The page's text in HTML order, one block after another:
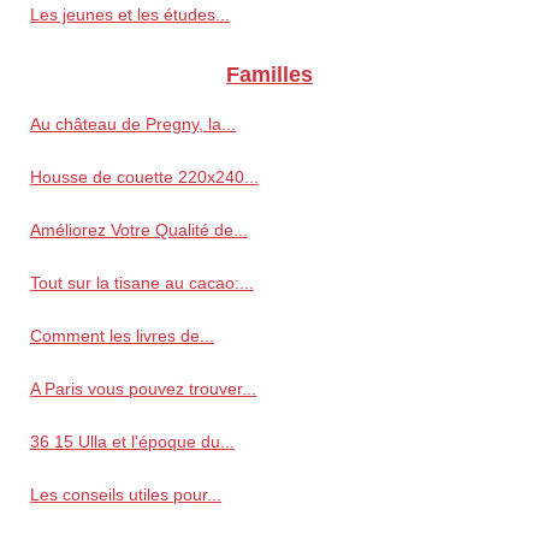
Les jeunes et les études...
Familles
Au château de Pregny, la...
Housse de couette 220x240...
Améliorez Votre Qualité de...
Tout sur la tisane au cacao:...
Comment les livres de...
A Paris vous pouvez trouver...
36 15 Ulla et l'époque du...
Les conseils utiles pour...